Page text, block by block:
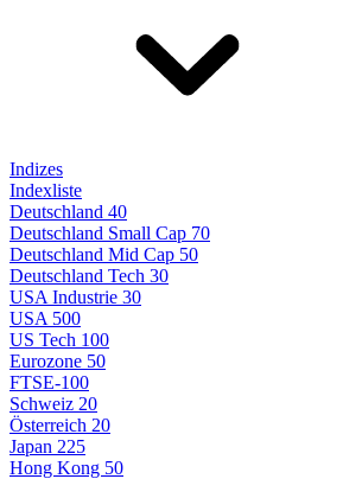
Indizes
Indexliste
Deutschland 40
Deutschland Small Cap 70
Deutschland Mid Cap 50
Deutschland Tech 30
USA Industrie 30
USA 500
US Tech 100
Eurozone 50
FTSE-100
Schweiz 20
Österreich 20
Japan 225
Hong Kong 50